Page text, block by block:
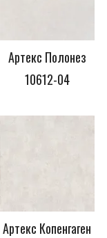
Артекс Полонез
10612-04
Артекс Копенгаген